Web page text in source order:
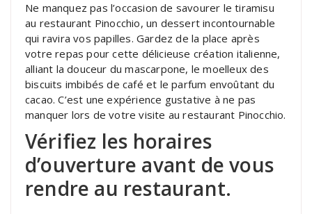
Ne manquez pas l’occasion de savourer le tiramisu
au restaurant Pinocchio, un dessert incontournable
qui ravira vos papilles. Gardez de la place après
votre repas pour cette délicieuse création italienne,
alliant la douceur du mascarpone, le moelleux des
biscuits imbibés de café et le parfum envoûtant du
cacao. C’est une expérience gustative à ne pas
manquer lors de votre visite au restaurant Pinocchio.
Vérifiez les horaires
d’ouverture avant de vous
rendre au restaurant.